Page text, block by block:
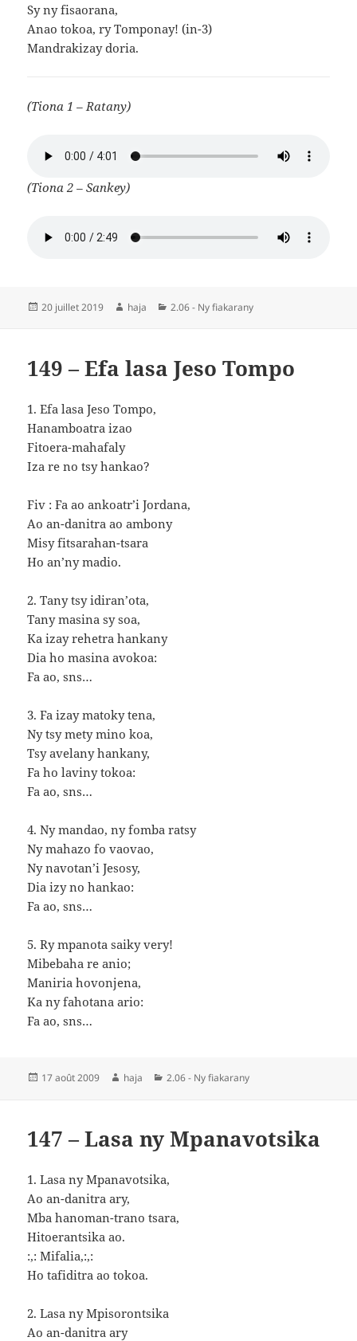
Sy ny fisaorana,
Anao tokoa, ry Tomponay! (in-3)
Mandrakizay doria.
(Tiona 1 – Ratany)
(Tiona 2 – Sankey)
Publié
20 juillet 2019 Auteur
haja Catégories
2.06 - Ny fiakarany
149 – Efa lasa Jeso Tompo
1. Efa lasa Jeso Tompo,
Hanamboatra izao
Fitoera-mahafaly
Iza re no tsy hankao?
Fiv : Fa ao ankoatr’i Jordana,
Ao an-danitra ao ambony
Misy fitsarahan-tsara
Ho an’ny madio.
2. Tany tsy idiran’ota,
Tany masina sy soa,
Ka izay rehetra hankany
Dia ho masina avokoa:
Fa ao, sns…
3. Fa izay matoky tena,
Ny tsy mety mino koa,
Tsy avelany hankany,
Fa ho laviny tokoa:
Fa ao, sns…
4. Ny mandao, ny fomba ratsy
Ny mahazo fo vaovao,
Ny navotan’i Jesosy,
Dia izy no hankao:
Fa ao, sns…
5. Ry mpanota saiky very!
Mibebaha re anio;
Maniria hovonjena,
Ka ny fahotana ario:
Fa ao, sns…
Publié
17 août 2009 Auteur
haja Catégories
2.06 - Ny fiakarany
147 – Lasa ny Mpanavotsika
1. Lasa ny Mpanavotsika,
Ao an-danitra ary,
Mba hanoman-trano tsara,
Hitoerantsika ao.
:,: Mifalia,:,:
Ho tafiditra ao tokoa.
2. Lasa ny Mpisorontsika
Ao an-danitra ary